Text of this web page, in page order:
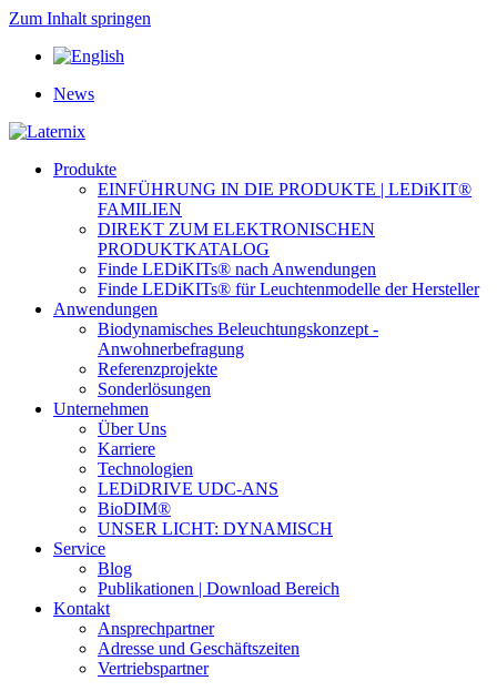
Zum Inhalt springen
News
Produkte
EINFÜHRUNG IN DIE PRODUKTE | LEDiKIT®
FAMILIEN
DIREKT ZUM ELEKTRONISCHEN
PRODUKTKATALOG
Finde LEDiKITs® nach Anwendungen
Finde LEDiKITs® für Leuchtenmodelle der Hersteller
Anwendungen
Biodynamisches Beleuchtungskonzept -
Anwohnerbefragung
Referenzprojekte
Sonderlösungen
Unternehmen
Über Uns
Karriere
Technologien
LEDiDRIVE UDC-ANS
BioDIM®
UNSER LICHT: DYNAMISCH
Service
Blog
Publikationen | Download Bereich
Kontakt
Ansprechpartner
Adresse und Geschäftszeiten
Vertriebspartner